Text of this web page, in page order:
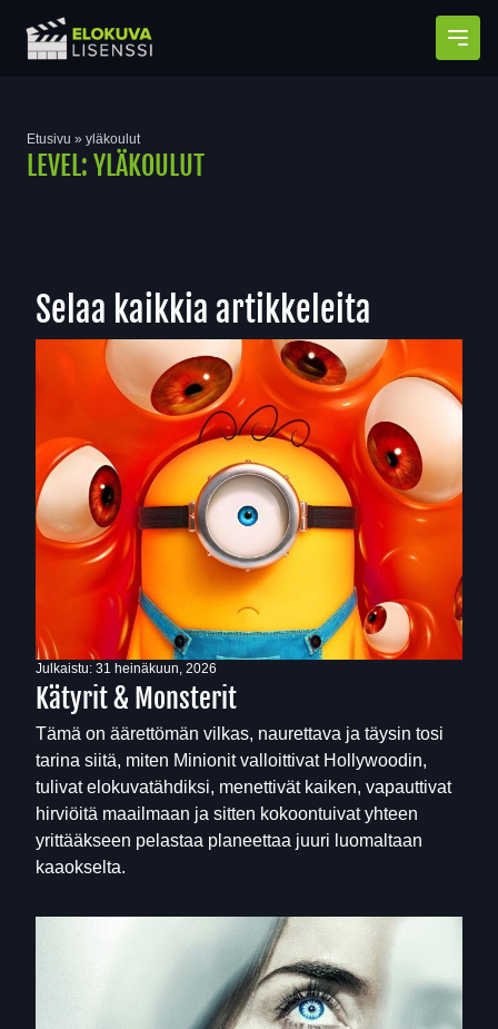
Etusivu » yläkoulut
LEVEL: YLÄKOULUT
Selaa kaikkia artikkeleita
Julkaistu: 31 heinäkuun, 2026
Kätyrit & Monsterit
Tämä on äärettömän vilkas, naurettava ja täysin tosi
tarina siitä, miten Minionit valloittivat Hollywoodin,
tulivat elokuvatähdiksi, menettivät kaiken, vapauttivat
hirviöitä maailmaan ja sitten kokoontuivat yhteen
yrittääkseen pelastaa planeettaa juuri luomaltaan
kaaokselta.